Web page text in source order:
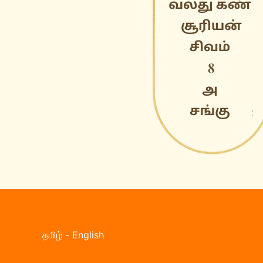
தமிழ் - English